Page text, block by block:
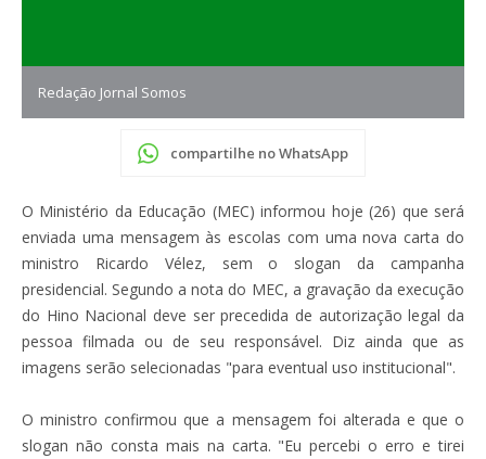
Redação Jornal Somos
compartilhe no WhatsApp
O Ministério da Educação (MEC) informou hoje (26) que será
enviada uma mensagem às escolas com uma nova carta do
ministro Ricardo Vélez, sem o slogan da campanha
presidencial. Segundo a nota do MEC, a gravação da execução
do Hino Nacional deve ser precedida de autorização legal da
pessoa filmada ou de seu responsável. Diz ainda que as
imagens serão selecionadas "para eventual uso institucional".
O ministro confirmou que a mensagem foi alterada e que o
slogan não consta mais na carta. "Eu percebi o erro e tirei